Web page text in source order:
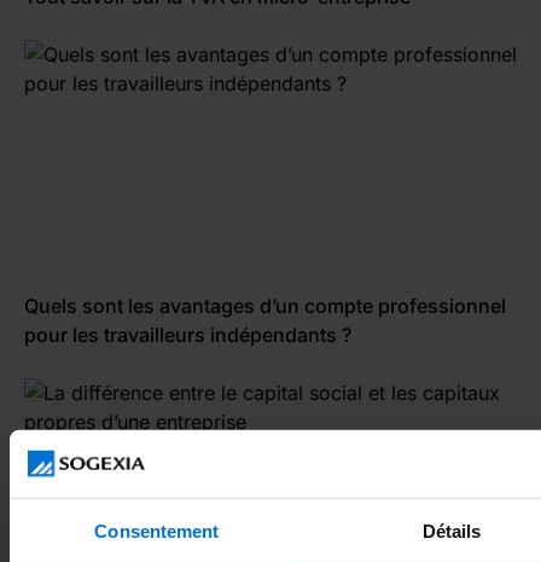
Consentement Détails
Quels sont les avantages d’un compte professionnel
pour les travailleurs indépendants ?